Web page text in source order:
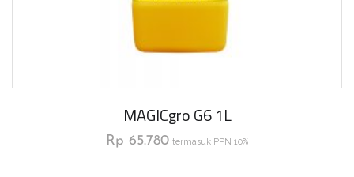
MAGICgro G6 1L
Rp 65.780 termasuk PPN 10%